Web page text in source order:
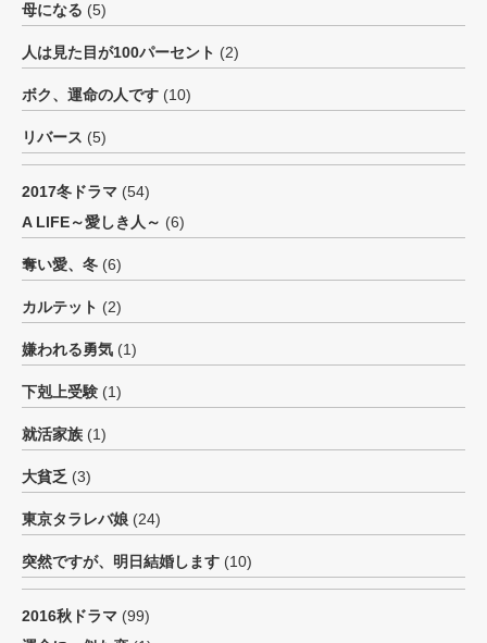
母になる (5)
人は見た目が100パーセント (2)
ボク、運命の人です (10)
リバース (5)
2017冬ドラマ (54)
A LIFE～愛しき人～ (6)
奪い愛、冬 (6)
カルテット (2)
嫌われる勇気 (1)
下剋上受験 (1)
就活家族 (1)
大貧乏 (3)
東京タラレバ娘 (24)
突然ですが、明日結婚します (10)
2016秋ドラマ (99)